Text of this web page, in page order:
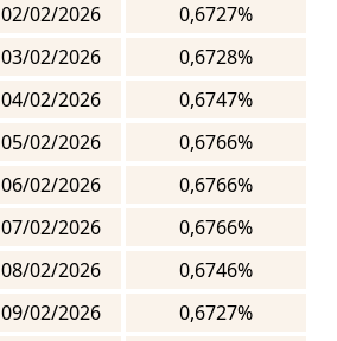
02/02/2026
0,6727%
03/02/2026
0,6728%
04/02/2026
0,6747%
05/02/2026
0,6766%
06/02/2026
0,6766%
07/02/2026
0,6766%
08/02/2026
0,6746%
09/02/2026
0,6727%